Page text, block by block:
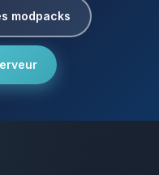
modpacks